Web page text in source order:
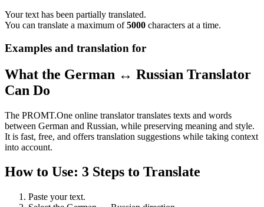
Your text has been partially translated.
You can translate a maximum of5000 characters at a time.
Examples and translation for
What the German ↔ Russian Translator
Can Do
The PROMT.One online translator translates texts and words
between German and Russian, while preserving meaning and style.
It is fast, free, and offers translation suggestions while taking context
into account.
How to Use: 3 Steps to Translate
Paste your text.